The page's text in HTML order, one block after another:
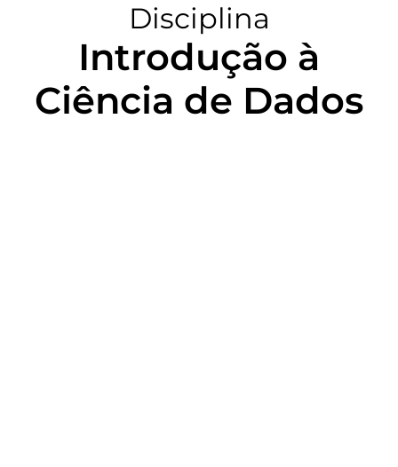
Disciplina
Introdução à
Ciência de Dados